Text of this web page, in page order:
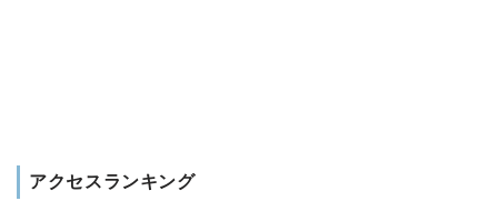
アクセスランキング